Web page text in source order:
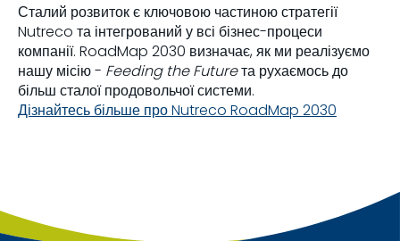
Сталий розвиток є ключовою частиною стратегії
Nutreco та інтегрований у всі бізнес-процеси
компанії. RoadMap 2030 визначає, як ми реалізуємо
нашу місію - Feeding the Futureта рухаємось до
більш сталої продовольчої системи.
Дізнайтесь більше про Nutreco RoadMap 2030